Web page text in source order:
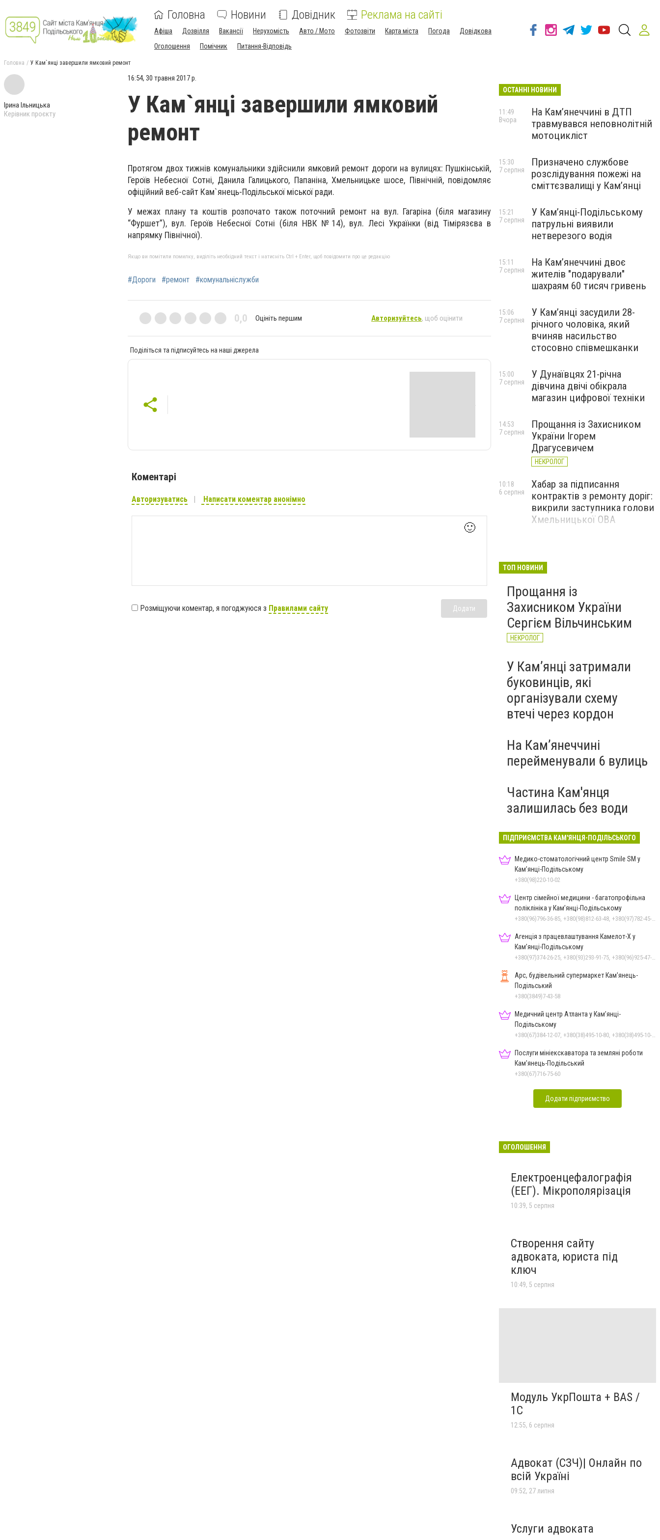
Головна Новини Довідник Реклама на сайті
Афіша Дозвілля Вакансії Нерухомість Авто / Мото Фотозвіти Карта міста Погода
Довідкова
Оголошення
Помічник Питання-Відповідь
Головна У Кам`янці завершили ямковий ремонт
Ірина Ільницька
Керівник проєкту
16:54, 30 травня 2017 р.
У Кам`янці завершили ямковий
ремонт
Протягом двох тижнів комунальники здійснили ямковий ремонт дороги на вулицях: Пушкінській,
Героїв Небесної Сотні, Данила Галицького, Папаніна, Хмельницьке шосе, Північній, повідомляє
офіційний веб-сайт Кам`янець-Подільської міської ради.
У межах плану та коштів розпочато також поточний ремонт на вул. Гагаріна (біля магазину
“Фуршет”), вул. Героїв Небесної Сотні (біля НВК №14), вул. Лесі Українки (від Тімірязєва в
напрямку Північної).
Якщо ви помітили помилку, виділіть необхідний текст і натисніть Ctrl + Enter, щоб повідомити про це редакцію
#Дороги #ремонт #комунальніслужби
0,0 Оцініть першим Авторизуйтесь, щоб оцінити
Поділіться та підписуйтесь на наші джерела
Коментарі
Авторизуватись Написати коментар анонімно
🙂
Розміщуючи коментар, я погоджуюся з Правилами сайту Додати
ОСТАННІ НОВИНИ
На Кам’янеччині в ДТП
травмувався неповнолітній
мотоцикліст
11:49
Вчора
Призначено службове
розслідування пожежі на
сміттєзвалищі у Кам’янці
15:30
7 серпня
У Кам’янці-Подільському
патрульні виявили
нетверезого водія
15:21
7 серпня
На Камʼянеччині двоє
жителів "подарували"
шахраям 60 тисяч гривень
15:11
7 серпня
У Камʼянці засудили 28-
річного чоловіка, який
вчиняв насильство
стосовно співмешканки
15:06
7 серпня
У Дунаївцях 21-річна
дівчина двічі обікрала
магазин цифрової техніки
15:00
7 серпня
Прощання із Захисником
України Ігорем
Драгусевичем
НЕКРОЛОГ
14:53
7 серпня
Хабар за підписання
контрактів з ремонту доріг:
викрили заступника голови
Хмельницької ОВА
10:18
6 серпня
ТОП НОВИНИ
Прощання із
Захисником України
Сергієм Вільчинським
НЕКРОЛОГ
У Кам’янці затримали
буковинців, які
організували схему
втечі через кордон
На Камʼянеччині
перейменували 6 вулиць
Частина Кам'янця
залишилась без води
ПІДПРИЄМСТВА КАМ'ЯНЦЯ-ПОДІЛЬСЬКОГО
Медико-стоматологічний центр Smile SM у
Кам’янці-Подільському
+380(98)220-10-02
Центр сімейної медицини - багатопрофільна
поліклініка у Кам’янці-Подільському
+380(96)796-36-85, +380(98)812-63-48, +380(97)782-45-70
Агенція з працевлаштування Камелот-Х у
Кам’янці-Подільському
+380(97)374-26-25, +380(93)293-91-75, +380(96)925-47-71, +380(73)327-54-83
Арс, будівельний супермаркет Кам'янець-
Подільський
+380(3849)7-43-58
Медичний центр Атланта у Кам’янці-
Подільському
+380(67)384-12-07, +380(38)495-10-80, +380(38)495-10-70
Послуги мініекскаватора та земляні роботи
Кам'янець-Подільський
+380(67)716-75-60
Додати підприємство
ОГОЛОШЕННЯ
Електроенцефалографія
(ЕЕГ). Мікрополярізація
10:39, 5 серпня
Створення сайту
адвоката, юриста під
ключ
10:49, 5 серпня
Модуль УкрПошта + BAS /
1C
12:55, 6 серпня
Адвокат (СЗЧ)| Онлайн по
всій Україні
09:52, 27 липня
Услуги адвоката